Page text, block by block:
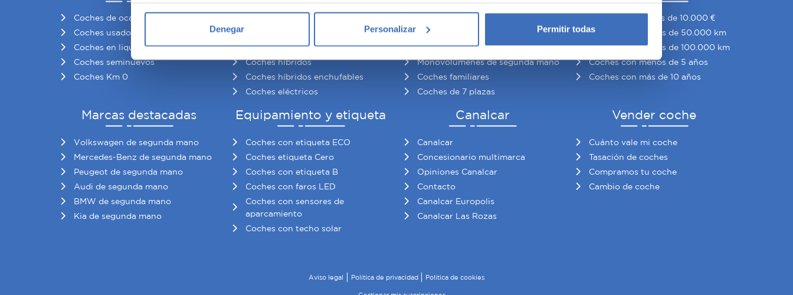
Recopilar información sobre su ubicación geográfica que puede tener una precisión de varios metros
Obtenga más información sobre cómo se procesan sus datos personales y establezca sus preferencias en la
Las cookies de este sitio web se usan para personalizar el contenido y los anuncios, ofrecer funciones de redes sociales
y analizar el tráfico. Además, compartimos información sobre el uso que haga del sitio web con nuestros partners de
que hayan recopilado a partir del uso que haya hecho de sus servicios.
Denegar Personalizar Permitir todas
Coches de ocasión
Coches usados baratos
Coches en liquidación
Coches seminuevos
Coches Km 0
Coches diésel de segunda mano
Coches gasolina de segunda mano
Coches automáticos
Coches híbridos
Coches híbridos enchufables
Coches eléctricos
Todoterrenos de segunda mano
Berlinas de segunda mano
Utilitarios de segunda mano
Monovolúmenes de segunda mano
Coches familiares
Coches de 7 plazas
Coches por menos de 10.000 €
Coches con menos de 50.000 km
Coches con menos de 100.000 km
Coches con menos de 5 años
Coches con más de 10 años
Marcas destacadas
Volkswagen de segunda mano
Mercedes-Benz de segunda mano
Peugeot de segunda mano
Audi de segunda mano
BMW de segunda mano
Kia de segunda mano
Equipamiento y etiqueta
Coches con etiqueta ECO
Coches etiqueta Cero
Coches con etiqueta B
Coches con faros LED
Coches con sensores de
aparcamiento
Coches con techo solar
Canalcar
Canalcar
Concesionario multimarca
Opiniones Canalcar
Contacto
Canalcar Europolis
Canalcar Las Rozas
Vender coche
Cuánto vale mi coche
Tasación de coches
Compramos tu coche
Cambio de coche
Aviso legal Política de privacidad Política de cookies